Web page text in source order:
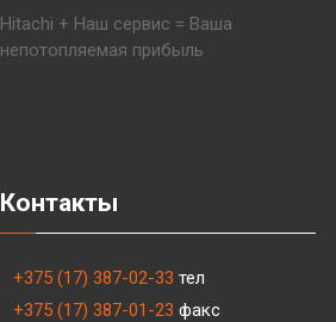
Hitachi + Наш сервис = Ваша
непотопляемая прибыль
Контакты
+375 (17) 387-02-33 тел
+375 (17) 387-01-23 факс